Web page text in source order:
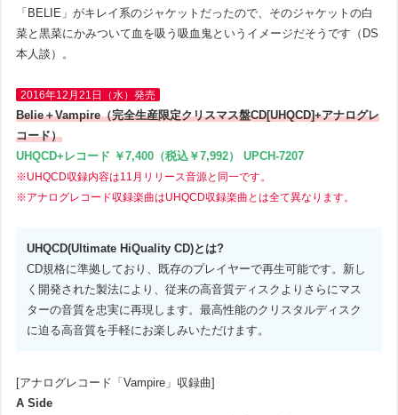
「BELIE」がキレイ系のジャケットだったので、そのジャケットの白
菜と黒菜にかみついて血を吸う吸血鬼というイメージだそうです（DS
本人談）。
2016年12月21日（水）発売
Belie＋Vampire（完全生産限定クリスマス盤CD[UHQCD]+アナログレ
コード）
UHQCD+レコード ￥7,400（税込￥7,992） UPCH-7207
※UHQCD収録内容は11月リリース音源と同一です。
※アナログレコード収録楽曲はUHQCD収録楽曲とは全て異なります。
UHQCD(Ultimate HiQuality CD)とは?
CD規格に準拠しており、既存のプレイヤーで再生可能です。新し
く開発された製法により、従来の高音質ディスクよりさらにマス
ターの音質を忠実に再現します。最高性能のクリスタルディスク
に迫る高音質を手軽にお楽しみいただけます。
[アナログレコード「Vampire」収録曲]
A Side